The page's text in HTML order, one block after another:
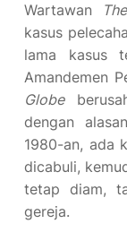
Wartawan
kasus
lama kasus
Amandemen
Globe
dengan
1980-an, ada
dicabuli,
tetap diam,
gereja.